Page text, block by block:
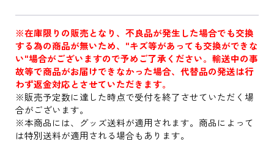
※在庫限りの販売となり、不良品が発生した場合でも交換
する為の商品が無いため、"キズ等があっても交換ができな
い"場合がございますので予めご了承ください。輸送中の事
故等で商品がお届けできなかった場合、代替品の発送は行
わず返金対応とさせていただきます。
※販売予定数に達した時点で受付を終了させていただく場
合がございます。
※本商品には、グッズ送料が適用されます。商品によって
は特別送料が適用される場合もあります。